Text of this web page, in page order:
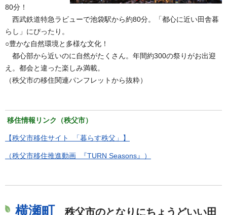
80分！
西武鉄道特急ラビューで池袋駅から約80分。「都心に近い田舎暮
らし」にぴったり。
○豊かな自然環境と多様な文化！
都心部から近いのに自然がたくさん。年間約300の祭りがお出迎
え。都会と違った楽しみ満載。
（秩父市の移住関連パンフレットから抜粋）
移住情報リンク（秩父市）
【秩父市移住サイト 「暮らす秩父」】
（秩父市移住推進動画 『TURN Seasons』）
横瀬町 秩父市のとなりにちょうどいい田